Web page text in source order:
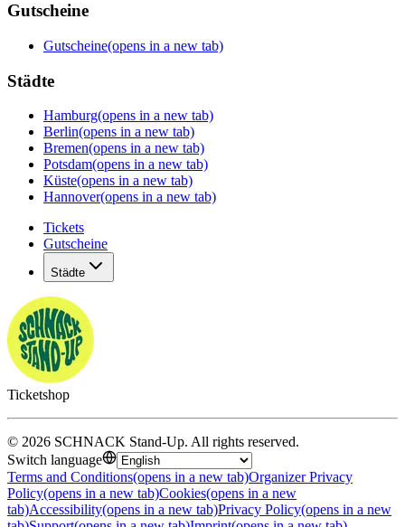
Gutscheine
Gutscheine(opens in a new tab)
Städte
Hamburg(opens in a new tab)
Berlin(opens in a new tab)
Bremen(opens in a new tab)
Potsdam(opens in a new tab)
Küste(opens in a new tab)
Hannover(opens in a new tab)
Tickets
Gutscheine
Städte
Ticketshop
© 2026 SCHNACK Stand-Up. All rights reserved.
Switch language
Terms and Conditions(opens in a new tab)Organizer Privacy
Policy(opens in a new tab)Cookies(opens in a new
tab)Accessibility(opens in a new tab)Privacy Policy(opens in a new